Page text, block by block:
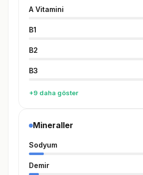
A Vitamini
B1
B2
B3
+9 daha göster
Mineraller
Sodyum
Demir